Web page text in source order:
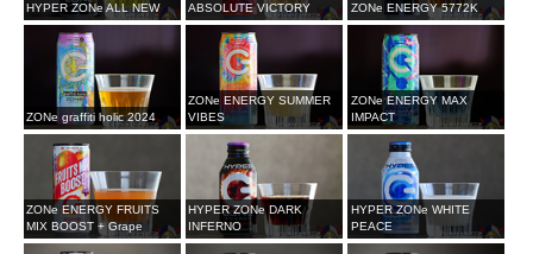
HYPER ZONe ALL NEW
ABSOLUTE VICTORY
ZONe ENERGY 5772K
ZONe graffiti holic 2024
ZONe ENERGY SUMMER
VIBES
ZONe ENERGY MAX
IMPACT
ZONe ENERGY FRUITS
MIX BOOST + Grape
HYPER ZONe DARK
INFERNO
HYPER ZONe WHITE
PEACE